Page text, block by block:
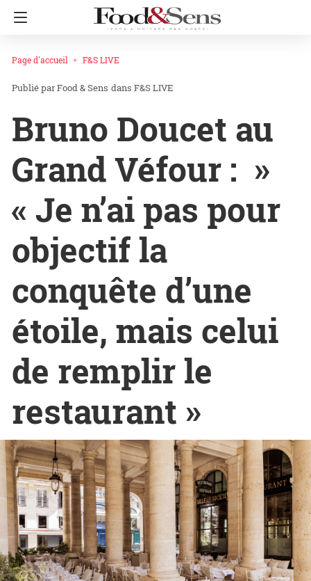
Page d'accueil F&S LIVE
Food & Sens dans F&S LIVE
Bruno Doucet au
Grand Véfour : »
« Je n’ai pas pour
objectif la
conquête d’une
étoile, mais celui
de remplir le
restaurant »